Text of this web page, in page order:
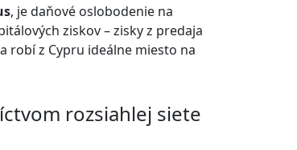
, je daňové oslobodenie na
ziskov – zisky z predaja
robí z Cypru ideálne miesto na
rozsiahlej siete